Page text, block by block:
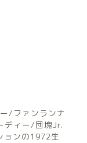
/ファンランナ
ディー/団塊Jr.
ョンの1972生